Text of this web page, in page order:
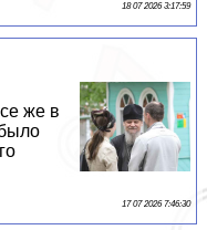
18 07 2026 3:17:59
же в
17 07 2026 7:46:30